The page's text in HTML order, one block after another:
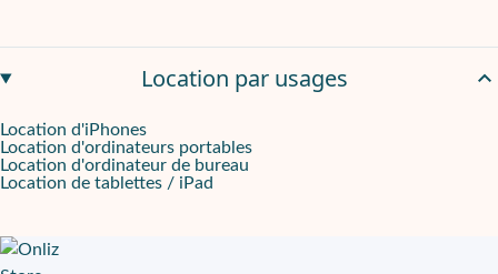
Location par usages
Location d'iPhones
Location d'ordinateurs portables
Location d'ordinateur de bureau
Location de tablettes / iPad